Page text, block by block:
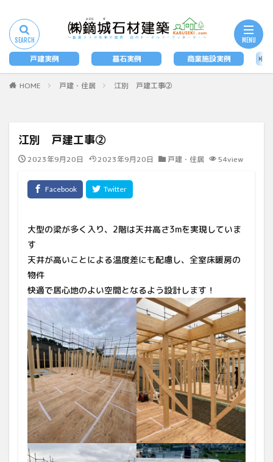
戸建実例 墓石実例 商業施設実例
HOME 戸建・住居 江別 戸建工事②
江別 戸建工事②
2023年9月20日 2023年9月20日 戸建・住居 54view
大型の梁が多く入り、2階は天井高さ3mを実現していま
す
天井が高いことによる温度差にも配慮し、全室床暖房の
物件
快適で居心地のよい空間となるよう設計します！
タグ